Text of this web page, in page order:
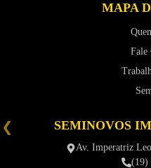
MAPA
Fale
SEMINOVOS
Av. Imperatriz
(19)